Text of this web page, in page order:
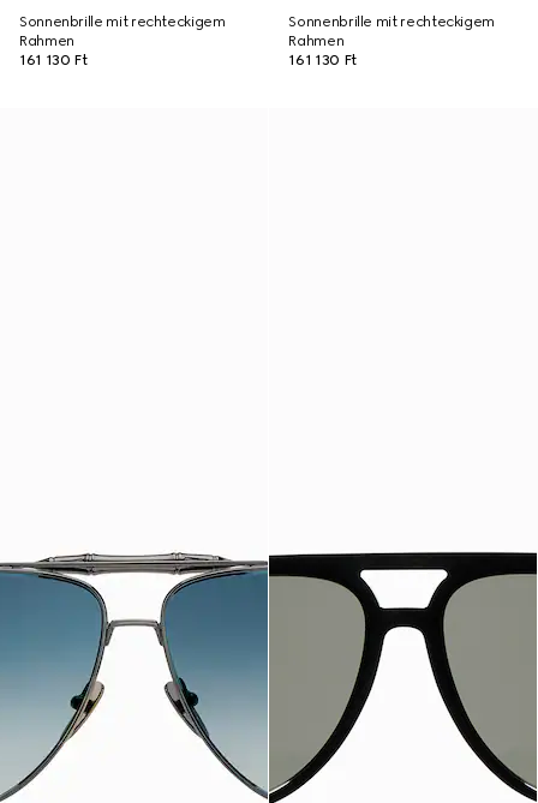
Sonnenbrille mit rechteckigem
Rahmen
161 130 Ft
Sonnenbrille mit rechteckigem
Rahmen
161 130 Ft